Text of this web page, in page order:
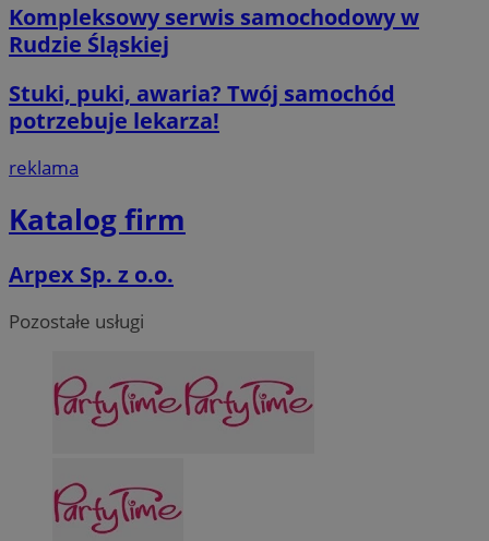
Kompleksowy serwis samochodowy w
Rudzie Śląskiej
Stuki, puki, awaria? Twój samochód
potrzebuje lekarza!
reklama
Katalog firm
Arpex Sp. z o.o.
Pozostałe usługi